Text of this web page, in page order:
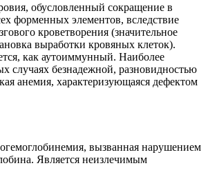
обусловленный сокращение в
форменных элементов, вследствие
кроветворения (значительное
выработки кровяных клеток).
как аутоиммунный. Наиболее
случаях безнадежной, разновидностью
анемия, характеризующаяся дефектом
вызванная нарушением
Является неизлечимым